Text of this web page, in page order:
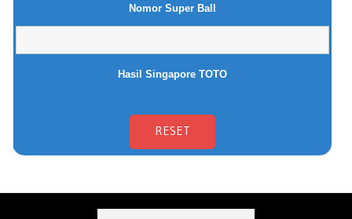
Nomor Super Ball
Hasil Singapore TOTO